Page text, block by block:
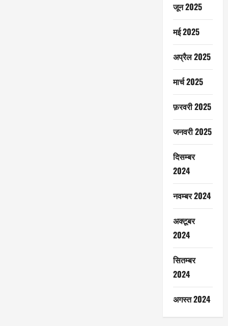
जून 2025
मई 2025
अप्रैल 2025
मार्च 2025
फ़रवरी 2025
जनवरी 2025
दिसम्बर
2024
नवम्बर 2024
अक्टूबर
2024
सितम्बर
2024
अगस्त 2024